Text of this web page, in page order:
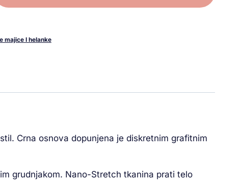
majice I helanke
Crna osnova dopunjena je diskretnim grafitnim
grudnjakom. Nano-Stretch tkanina prati telo